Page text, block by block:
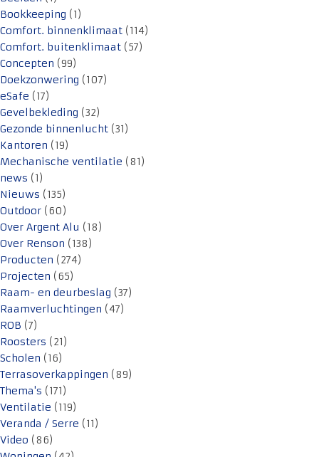
Bookkeeping (1)
Comfort. binnenklimaat (114)
Comfort. buitenklimaat (57)
Concepten (99)
Doekzonwering (107)
eSafe (17)
Gevelbekleding (32)
Gezonde binnenlucht (31)
Kantoren (19)
Mechanische ventilatie (81)
news (1)
Nieuws (135)
Outdoor (60)
Over Argent Alu (18)
Over Renson (138)
Producten (274)
Projecten (65)
Raam- en deurbeslag (37)
Raamverluchtingen (47)
ROB (7)
Roosters (21)
Scholen (16)
Terrasoverkappingen (89)
Thema's (171)
Ventilatie (119)
Veranda / Serre (11)
Video (86)